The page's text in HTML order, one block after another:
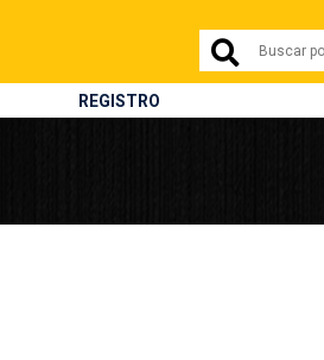
REGISTRO